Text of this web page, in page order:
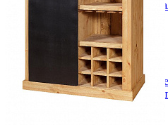
Кровати
Кровати двуспальные
Кровати металлические
Кровати односпальные
Кровати полутороспальные
Решетки и настилы под